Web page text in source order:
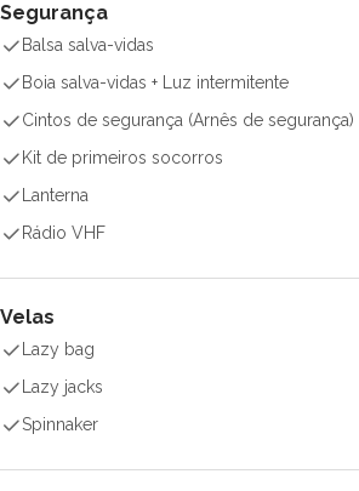
Segurança
Balsa salva-vidas
Boia salva-vidas + Luz intermitente
Cintos de segurança (Arnês de segurança)
Kit de primeiros socorros
Lanterna
Rádio VHF
Velas
Lazy bag
Lazy jacks
Spinnaker